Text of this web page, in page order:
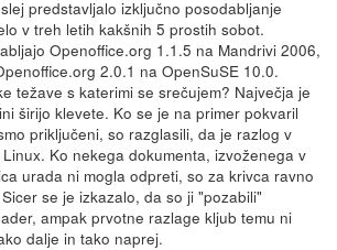
predstavljalo izključno posodabljanje
v treh letih kakšnih 5 prostih sobot.
Openoffice.org 1.1.5 na Mandrivi 2006,
2.0.1 na OpenSuSE 10.0.
težave s katerimi se srečujem? Največja je
širijo klevete. Ko se je na primer pokvaril
priključeni, so razglasili, da je razlog v
Ko nekega dokumenta, izvoženega v
urada ni mogla odpreti, so za krivca ravno
se je izkazalo, da so ji "pozabili"
ampak prvotne razlage kljub temu ni
dalje in tako naprej.